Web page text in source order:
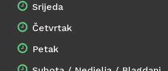
Srijeda
Četvrtak
Petak